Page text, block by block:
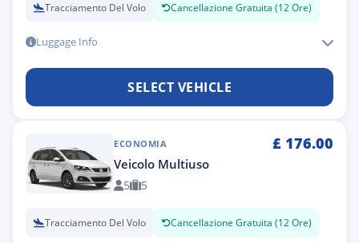
Tracciamento Del Volo Cancellazione Gratuita (12 Ore)
Luggage Info
SELECT VEHICLE
ECONOMIA £ 176.00
Veicolo Multiuso
5 5
Tracciamento Del Volo Cancellazione Gratuita (12 Ore)